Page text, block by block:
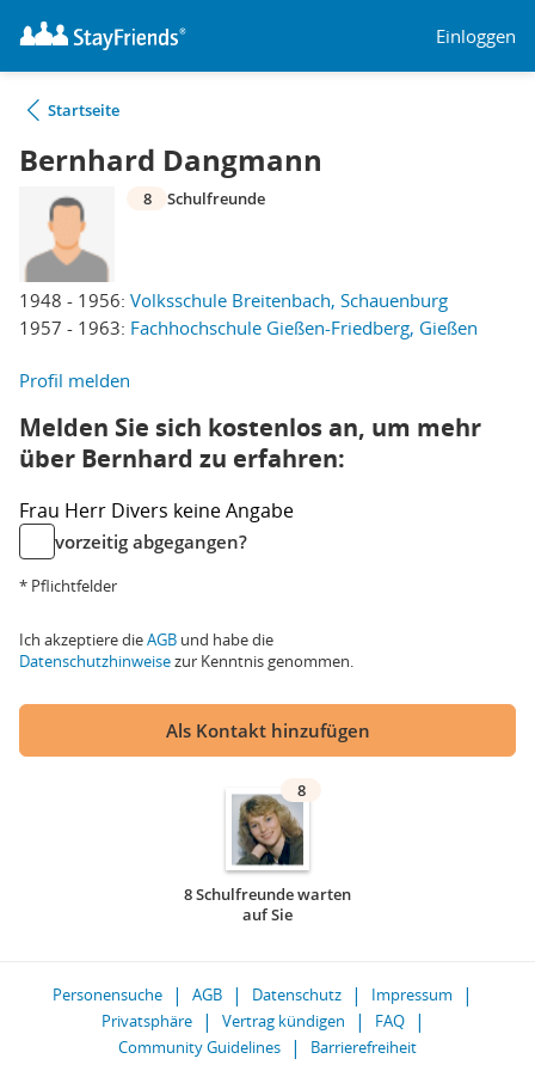
Einloggen
Startseite
Bernhard Dangmann
1948 - 1956: Volksschule Breitenbach, Schauenburg
1957 - 1963: Fachhochschule Gießen-Friedberg, Gießen
8 Schulfreunde
Profil melden
Melden Sie sich kostenlos an, um mehr
über Bernhard zu erfahren:
Frau Herr Divers keine Angabe
vorzeitig abgegangen?
* Pflichtfelder
Ich akzeptiere dieAGB und habe die
Datenschutzhinweisezur Kenntnis genommen.
Als Kontakt hinzufügen
8
8 Schulfreunde warten
auf Sie
Personensuche AGB Datenschutz
Impressum
Privatsphäre
Vertrag kündigen
FAQ
Community Guidelines
Barrierefreiheit